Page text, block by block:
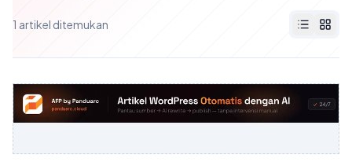
1 artikel ditemukan